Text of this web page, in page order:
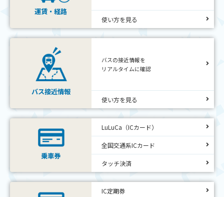
運賃・経路
使い方を見る
バス接近情報
バスの接近情報を
リアルタイムに確認
使い方を見る
乗車券
LuLuCa（ICカード）
全国交通系ICカード
タッチ決済
IC定期券